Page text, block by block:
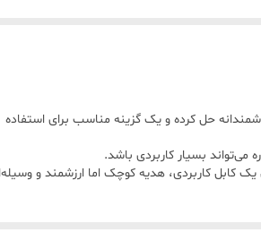
متفاوت است. کابل 4 در 1 این مشکل را با یک طراحی هوشمندانه حل کرده و یک گزینه مناسب برای استفاده
بسیار کاربردی باشد.
کابل کاربردی، هدیه کوچک اما ارزشمند و